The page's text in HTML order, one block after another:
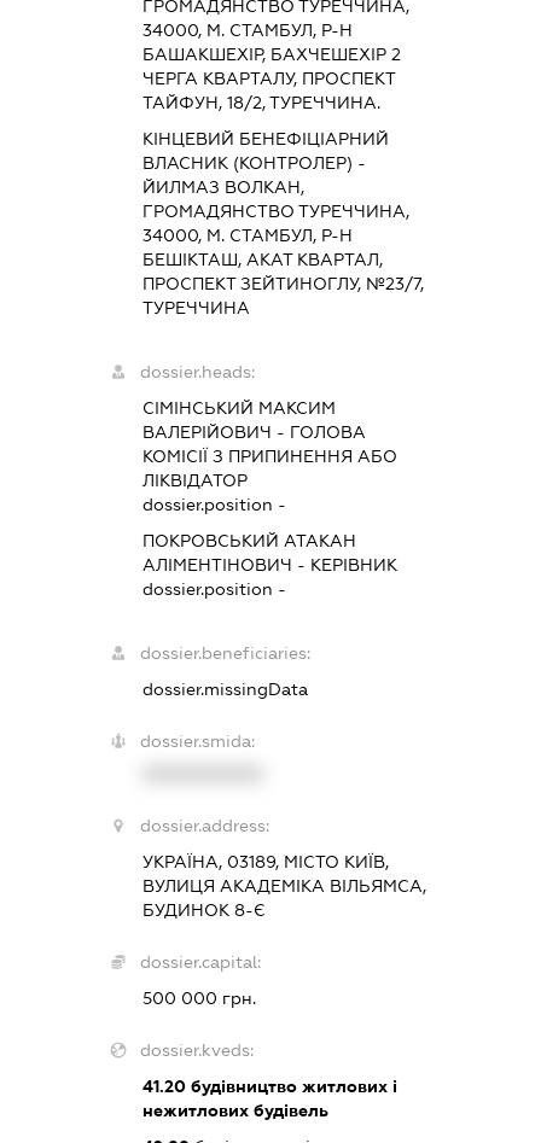
ГРОМАДЯНСТВО ТУРЕЧЧИНА,
34000, М. СТАМБУЛ, Р-Н
БАШАКШЕХІР, БАХЧЕШЕХІР 2
ЧЕРГА КВАРТАЛУ, ПРОСПЕКТ
ТАЙФУН, 18/2, ТУРЕЧЧИНА.
КІНЦЕВИЙ БЕНЕФІЦІАРНИЙ
ВЛАСНИК (КОНТРОЛЕР) -
ЙИЛМАЗ ВОЛКАН,
ГРОМАДЯНСТВО ТУРЕЧЧИНА,
34000, М. СТАМБУЛ, Р-Н
БЕШІКТАШ, АКАТ КВАРТАЛ,
ПРОСПЕКТ ЗЕЙТИНОГЛУ, №23/7,
ТУРЕЧЧИНА
dossier.heads:
СІМІНСЬКИЙ МАКСИМ
ВАЛЕРІЙОВИЧ - ГОЛОВА
КОМІСІЇ З ПРИПИНЕННЯ АБО
ЛІКВІДАТОР
dossier.position -
ПОКРОВСЬКИЙ АТАКАН
АЛІМЕНТІНОВИЧ - КЕРІВНИК
dossier.position -
dossier.beneficiaries:
dossier.missingData
dossier.smida:
dossier.address:
УКРАЇНА, 03189, МІСТО КИЇВ,
ВУЛИЦЯ АКАДЕМІКА ВІЛЬЯМСА,
БУДИНОК 8-Є
dossier.capital:
500 000 грн.
dossier.kveds:
41.20 будівництво житлових і
нежитлових будівель